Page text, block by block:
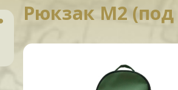
Рюкзак М2